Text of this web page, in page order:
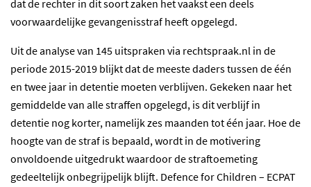
dat de rechter in dit soort zaken het vaakst een deels
voorwaardelijke gevangenisstraf heeft opgelegd.
Uit de analyse van 145 uitspraken via rechtspraak.nl in de
periode 2015-2019 blijkt dat de meeste daders tussen de één
en twee jaar in detentie moeten verblijven. Gekeken naar het
gemiddelde van alle straffen opgelegd, is dit verblijf in
detentie nog korter, namelijk zes maanden tot één jaar. Hoe de
hoogte van de straf is bepaald, wordt in de motivering
onvoldoende uitgedrukt waardoor de straftoemeting
gedeeltelijk onbegrijpelijk blijft. Defence for Children – ECPAT